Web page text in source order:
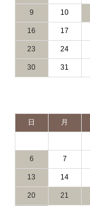
9 10
16 17
23 24
30 31
日
月
6 7
13 14
20 21